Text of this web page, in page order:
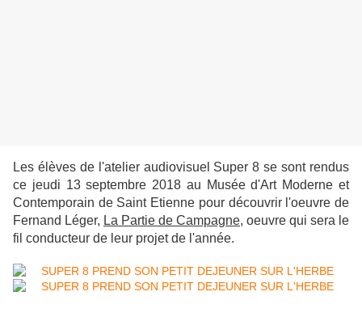
Les élèves de l'atelier audiovisuel Super 8 se sont rendus
ce jeudi 13 septembre 2018 au Musée d'Art Moderne et
Contemporain de Saint Etienne pour découvrir l'oeuvre de
Fernand Léger, La Partie de Campagne, oeuvre qui sera le
fil conducteur de leur projet de l'année.